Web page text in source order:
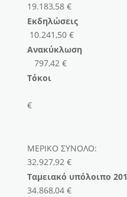
19.183,58 €
Εκδηλώσεις
10.241,50 €
797,42 €
Τόκοι
€
ΜΕΡΙΚΟ ΣΥΝΟΛΟ:
32.927,92 €
Ταμειακό υπόλοιπο
34.868,04 €